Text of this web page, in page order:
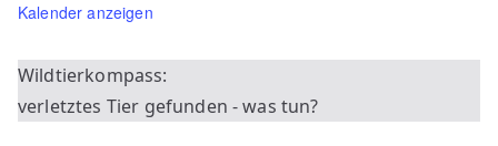
Kalender anzeigen
Wildtierkompass:
verletztes Tier gefunden - was tun?